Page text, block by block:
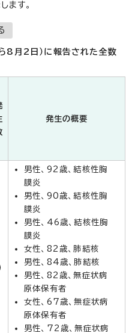
ます。
月2日）に報告された全数
発生の概要
男性、92歳、結核性胸
膜炎
男性、90歳、結核性胸
膜炎
男性、46歳、結核性胸
膜炎
女性、82歳、肺結核
男性、84歳、肺結核
男性、82歳、無症状病
原体保有者
女性、67歳、無症状病
原体保有者
男性、72歳、無症状病